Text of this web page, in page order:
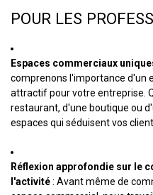
POUR LES
Espaces commerciaux
comprenons l'importance d'un
attractif pour votre entreprise.
restaurant, d'une boutique ou
espaces qui séduisent vos
Réflexion approfondie sur le
l'activité: Avant même de